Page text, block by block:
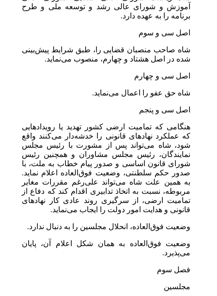
آموزش و شورای عالی رشد و توسعه ملی و طرح
برنامه را به عهده دارد.
اصل سی و سوم
شاه صاحب منصبان قضایی را، طبق شرایط پیش‌بینی
شده در اصل هشتاد و چهارم، منصوب می‌نماید.
اصل سی و چهارم
شاه حق عفو را اعمال می‌نماید.
اصل سی و پنجم
هنگامی که تمامیت ارضی کشور تهدید یا رویدادهایی
که عملکرد نهادهای قانونی را خدشه‌دار می‌کنند واقع
شود، شاه می‌تواند پس از مشورت با رئیس مجلس
نمایندگان، رئیس مجلس مشاوران و همچنین رئیس
شورای قانون اساسی و صدور پیام خطاب به ملت، با
صدور حکم سلطنتی، وضعیت فوق‌العاده اعلام نماید.
به همین علت شاه می‌تواند علی‌رغم مقررات مغایر
مربوطه، نسبت به اتخاذ تدابیری اقدام کند که دفاع از
تمامیت ارضی، از سرگیری روند عادی کار نهادهای
قانونی و هدایت امور دولت را ایجاب می‌نماید.
وضعیت فوق‌العاده، انحلال مجلسین را به دنبال ندارد.
وضعیت فوق‌العاده به همان شکل اعلام آن، پایان
می‌پذیرد.
فصل سوم
مجلسین